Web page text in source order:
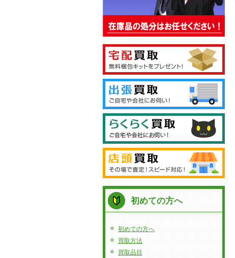
初めての方へ
初めての方へ
買取方法
買取品目